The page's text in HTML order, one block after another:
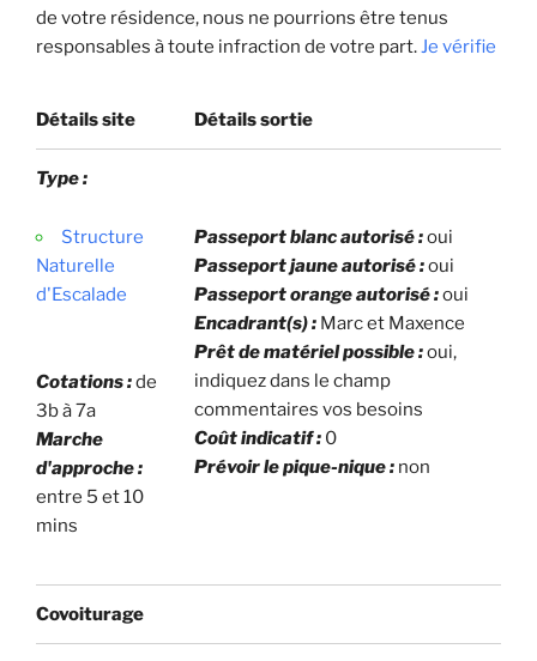
de votre résidence, nous ne pourrions être tenus
responsables à toute infraction de votre part.Je vérifie
Détails site Détails sortie
Type :
Structure
Naturelle
d'Escalade
Cotations :de
3b à 7a
Marche
d'approche :
entre 5 et 10
mins
Passeport blanc autorisé :oui
Passeport jaune autorisé :oui
Passeport orange autorisé :oui
Encadrant(s) : Marc et Maxence
Prêt de matériel possible :oui,
indiquez dans le champ
commentaires vos besoins
Coût indicatif : 0
Prévoir le pique-nique : non
Covoiturage